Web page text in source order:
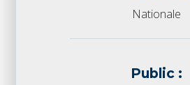
Nationale
Public :